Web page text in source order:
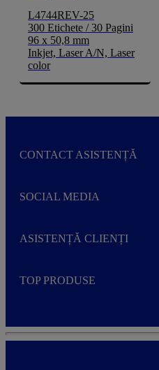
L4744REV-25
300 Etichete / 30 Pagini
96 x 50,8 mm
Inkjet, Laser A/N, Laser
color
CONTACT ASISTENȚĂ
SOCIAL MEDIA
ASISTENȚĂ CLIENȚI
TOP PRODUSE